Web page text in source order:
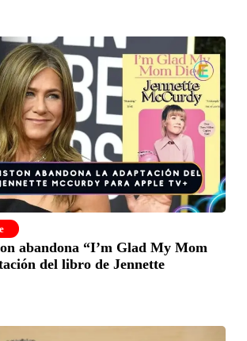
abandona “I’m Glad My Mom
del libro de Jennette